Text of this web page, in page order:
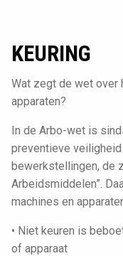
KEURING
Wat zegt de wet over
apparaten?
In de Arbo-wet is
preventieve
bewerkstellingen, de
Arbeidsmiddelen”.
machines en
• Niet keuren is
of apparaat